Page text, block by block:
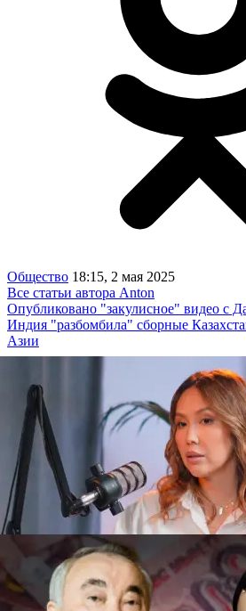
Общество 18:15, 2 мая 2025
Все статьи автора Anton
Опубликовано "закулисное" видео с
Индия "разбомбила" сборные
Азии
на 25 миллионов“: